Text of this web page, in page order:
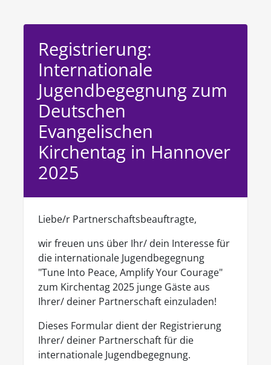
Registrierung:
Internationale
Jugendbegegnung zum
Deutschen
Evangelischen
Kirchentag in Hannover
2025
Liebe/r Partnerschaftsbeauftragte,
wir freuen uns über Ihr/ dein Interesse für
die internationale Jugendbegegnung
"Tune Into Peace, Amplify Your Courage"
zum Kirchentag 2025 junge Gäste aus
Ihrer/ deiner Partnerschaft einzuladen!
Dieses Formular dient der Registrierung
Ihrer/ deiner Partnerschaft für die
internationale Jugendbegegnung.